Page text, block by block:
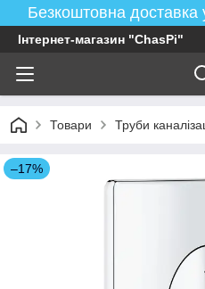
Безкоштовна доставка
Інтернет-магазин "ChasPi"
Товари Труби
–17%